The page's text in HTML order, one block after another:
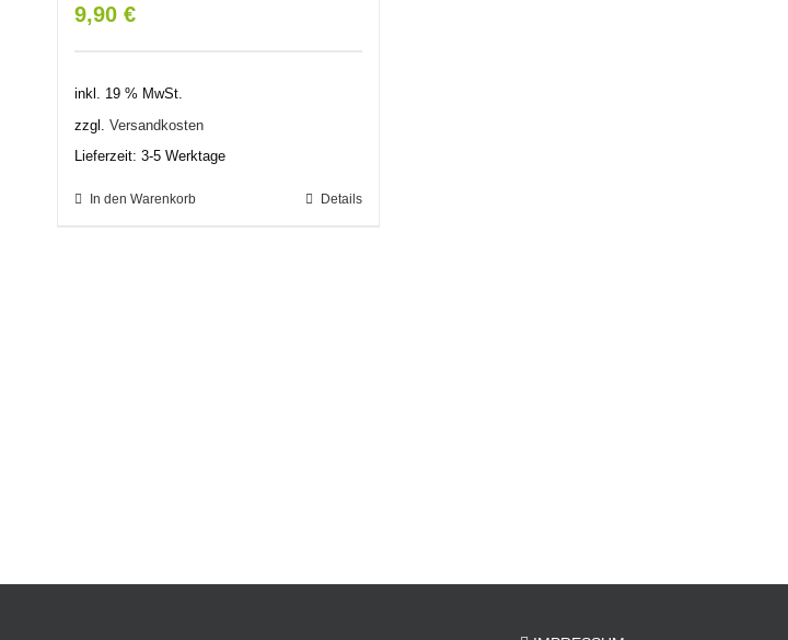
9,90 €
inkl. 19 % MwSt.
zzgl. Versandkosten
Lieferzeit: 3-5 Werktage
In den Warenkorb Details